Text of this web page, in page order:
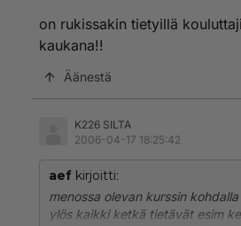
on rukissakin tietyillä
kaukana!!
Äänestä
K226 SILTA
2006-04-17 18:25:42
aef kirjoitti:
menossa olevan kurssin
ylös kaikki ketkä tietävät esim